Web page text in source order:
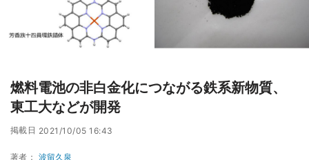
燃料電池の非白金化につながる鉄系新物質、
東工大などが開発
掲載日 2021/10/05 16:43
著者： 波留久泉